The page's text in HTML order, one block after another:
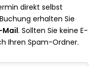
direkt selbst
erhalten Sie
Mail. Sollten Sie keine E-
Ihren Spam-Ordner.